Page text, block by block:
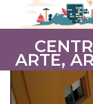
ARTE,
Previous